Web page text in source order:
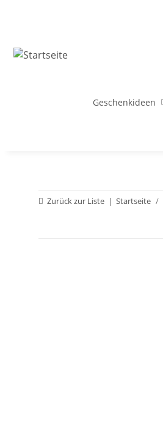
Geschenkideen
Zurück zur Liste Startseite